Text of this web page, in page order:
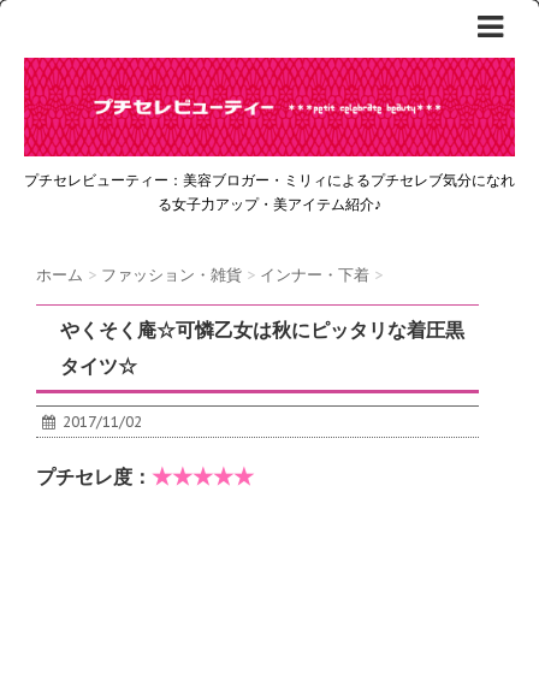
プチセレビューティー：美容ブロガー・ミリィによるプチセレブ気分になれ
る女子力アップ・美アイテム紹介♪
ホーム > ファッション・雑貨 > インナー・下着 >
やくそく庵☆可憐乙女は秋にピッタリな着圧黒
タイツ☆
2017/11/02
プチセレ度： ★★★★★